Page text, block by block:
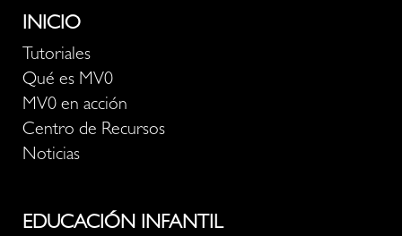
INICIO
Tutoriales
Qué es MV0
MV0 en acción
Centro de Recursos
Noticias
EDUCACIÓN INFANTIL